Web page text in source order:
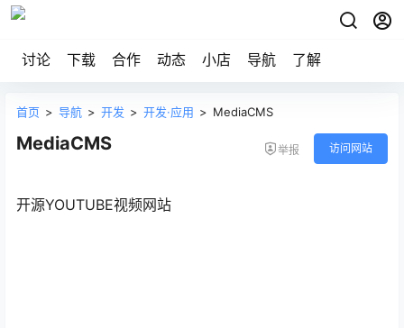
讨论 下载 合作 动态 小店 导航 了解
首页 > 导航 > 开发 > 开发·应用 > MediaCMS
MediaCMS 举报 访问网站
开源YOUTUBE视频网站